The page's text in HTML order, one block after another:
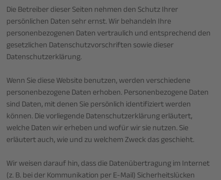
Die Betreiber dieser Seiten nehmen den Schutz Ihrer
persönlichen Daten sehr ernst. Wir behandeln Ihre
personenbezogenen Daten vertraulich und entsprechend den
gesetzlichen Datenschutzvorschriften sowie dieser
Datenschutzerklärung.
Wenn Sie diese Website benutzen, werden verschiedene
personenbezogene Daten erhoben. Personenbezogene Daten
sind Daten, mit denen Sie persönlich identifiziert werden
können. Die vorliegende Datenschutzerklärung erläutert,
welche Daten wir erheben und wofür wir sie nutzen. Sie
erläutert auch, wie und zu welchem Zweck das geschieht.
Wir weisen darauf hin, dass die Datenübertragung im Internet
(z. B. bei der Kommunikation per E-Mail) Sicherheitslücken